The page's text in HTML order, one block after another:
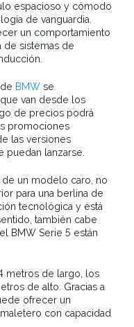
espacioso y cómodo
de vanguardia.
un comportamiento
de sistemas de
BMW se
van desde los
de precios podrá
promociones
las versiones
puedan lanzarse.
de un modelo caro, no
para una berlina de
tecnológica y está
también cabe
BMW Serie 5 están
metros de largo, los
de alto. Gracias a
ofrecer un
con capacidad